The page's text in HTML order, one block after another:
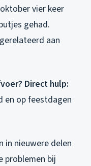
vier keer
gehad.
aan
Direct hulp:
en op feestdagen
in nieuwere delen
problemen bij